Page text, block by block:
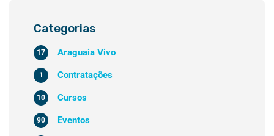
Categorias
Araguaia Vivo
17
Contratações
1
Cursos
10
Eventos
90